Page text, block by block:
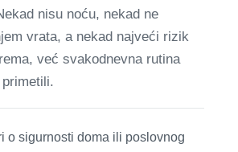
nisu noću, nekad ne
vrata, a nekad najveći rizik
već svakodnevna rutina
o sigurnosti doma ili poslovnog